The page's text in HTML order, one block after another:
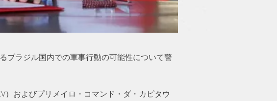
ブラジル国内での軍事行動の可能性について警
およびプリメイロ・コマンド・ダ・カピタウ